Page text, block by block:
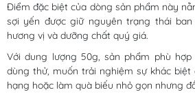
Điểm đặc biệt của dòng sản phẩm này
sợi yến được giữ nguyên trạng thái
hương vị và dưỡng chất quý giá.
Với dung lượng 50g, sản phẩm phù
dùng thử, muốn trải nghiệm sự khác
hạng hoặc làm quà biếu nhỏ gọn nhưng